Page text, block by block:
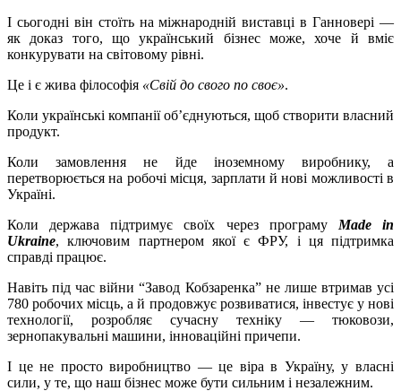
І сьогодні він стоїть на міжнародній виставці в Ганновері —
як доказ того, що український бізнес може, хоче й вміє
конкурувати на світовому рівні.
Це і є жива філософія «Свій до свого по своє».
Коли українські компанії об’єднуються, щоб створити власний
продукт.
Коли замовлення не йде іноземному виробнику, а
перетворюється на робочі місця, зарплати й нові можливості в
Україні.
Коли держава підтримує своїх через програмуMade in
Ukraine, ключовим партнером якої є ФРУ, і ця підтримка
справді працює.
Навіть під час війни “Завод Кобзаренка” не лише втримав усі
780 робочих місць, а й продовжує розвиватися, інвестує у нові
технології, розробляє сучасну техніку — тюковози,
зернопакувальні машини, інноваційні причепи.
І це не просто виробництво — це віра в Україну, у власні
сили, у те, що наш бізнес може бути сильним і незалежним.